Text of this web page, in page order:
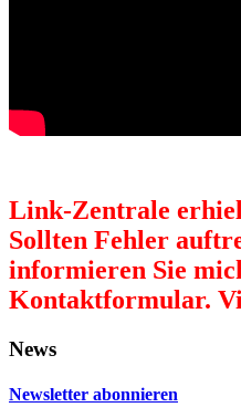
Link-Zentrale
Sollten Fehler
informieren Sie
Kontaktformular.
News
Newsletter abonnieren